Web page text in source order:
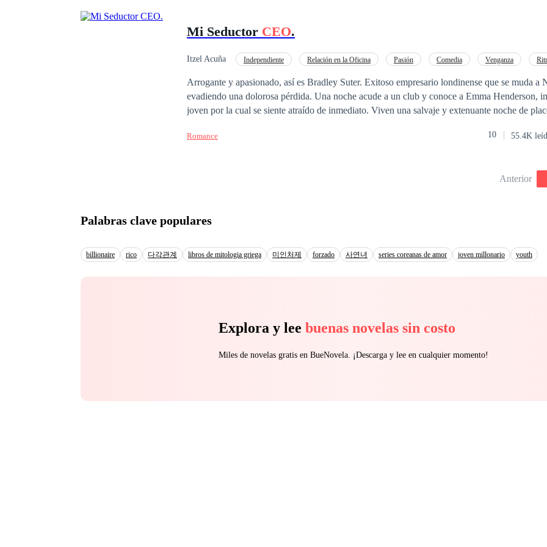
secuestrada de niña junto con su madre por el capo de una familia rival, su verdadero abuelo,
el secuestrador, pero éste no cede, así que envía, como último recurso, a su mano derecha,
fin para elegir como vivir y a quien amar, se ve obligada a casarse con su último raptor. Ninguno de los jóvenes
se ama, es más, ni siquiera se conocen, pero deben hacerlo, la pregunta es; ¿llegarán a
aquella niña, ahora convertida en mujer, perdonar lo que le hizo éste hombre en contra del
nº 2212272973946
Mi Seductor CEO.
Itzel Acuña Independiente Relación en la Oficina Pasión Comedia Venganza
Arrogante y apasionado, así es Bradley Suter. Exitoso empresario londinense que se muda a
evadiendo una dolorosa pérdida. Una noche acude a un club y conoce a Emma Henderson,
joven por la cual se siente atraído de inmediato. Viven una salvaje y extenuante noche de placer
rápido se extingue pronto? ¿O será Emma quien compense la agonía y soledad que Bradley
Romance 10 55.4K
Anterior
Palabras clave populares
billionaire rico 다각관계 libros de mitologia griega 미인처제 forzado 사연녀 series coreanas de amor joven millonario youth
Explora y lee buenas novelas sin costo
Miles de novelas gratis en BueNovela. ¡Descarga y lee en cualquier momento!